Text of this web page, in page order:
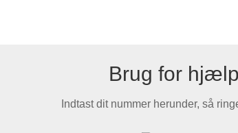
Brug for
Indtast dit nummer herunder, så